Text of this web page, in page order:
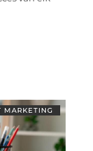
MARKETING